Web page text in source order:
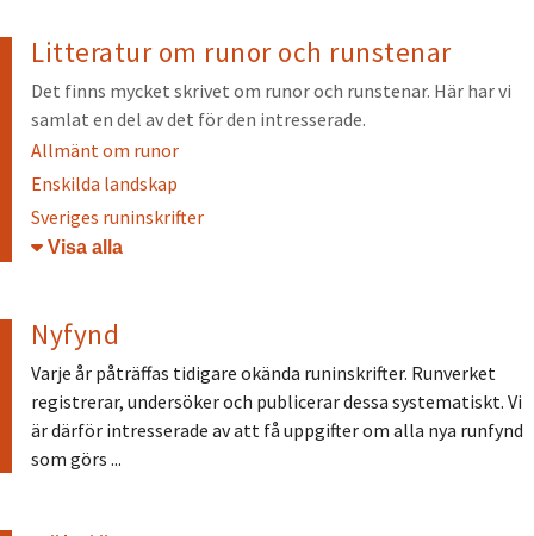
Litteratur om runor och runstenar
Det finns mycket skrivet om runor och runstenar. Här har vi
samlat en del av det för den intresserade.
Allmänt om runor
Enskilda landskap
Sveriges runinskrifter
Öppna/stäng
Nyfynd
Varje år påträffas tidigare okända runinskrifter. Runverket
registrerar, undersöker och publicerar dessa systematiskt. Vi
är därför intresserade av att få uppgifter om alla nya runfynd
som görs ...